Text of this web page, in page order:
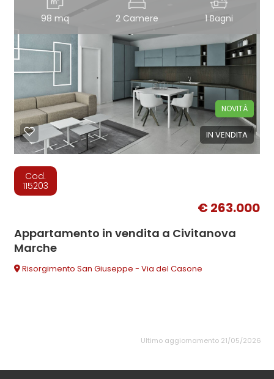
98 mq 2 Camere 1 Bagni
IN VENDITA
NOVITÀ
Cod.
115203
€ 263.000
Appartamento in vendita a Civitanova
Marche
Risorgimento San Giuseppe - Via del Casone
Ultimo aggiornamento 21/05/2026